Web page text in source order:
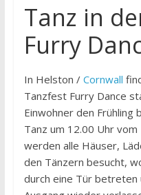
Tanz in
Furry
In Helston / Cornwall
Tanzfest Furry Dance
Einwohner den
Tanz um 12.00 Uhr
werden alle Häuser,
den Tänzern besucht,
durch eine Tür betreten